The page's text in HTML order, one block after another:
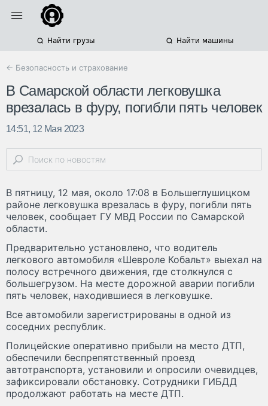
Найти грузы Найти машины
← Безопасность и страхование
В Самарской области легковушка
врезалась в фуру, погибли пять человек
14:51, 12 Мая 2023
В пятницу, 12 мая, около 17:08 в Большеглушицком
районе легковушка врезалась в фуру, погибли пять
человек, сообщает ГУ МВД России по Самарской
области.
Предварительно установлено, что водитель
легкового автомобиля «Шевроле Кобальт» выехал на
полосу встречного движения, где столкнулся с
большегрузом. На месте дорожной аварии погибли
пять человек, находившиеся в легковушке.
Все автомобили зарегистрированы в одной из
соседних республик.
Полицейские оперативно прибыли на место ДТП,
обеспечили беспрепятственный проезд
автотранспорта, установили и опросили очевидцев,
зафиксировали обстановку. Сотрудники ГИБДД
продолжают работать на месте ДТП.